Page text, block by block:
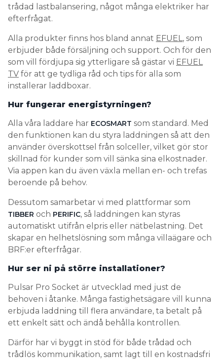
trådad lastbalansering, något många elektriker har
efterfrågat.
Alla produkter finns hos bland annat EFUEL, som
erbjuder både försäljning och support. Och för den
som vill fördjupa sig ytterligare så gästar vi EFUEL
TV för att ge tydliga råd och tips för alla som
installerar laddboxar.
Hur fungerar energistyrningen?
Alla våra laddare har ECOSMART som standard. Med
den funktionen kan du styra laddningen så att den
använder överskottsel från solceller, vilket gör stor
skillnad för kunder som vill sänka sina elkostnader.
Via appen kan du även växla mellan en- och trefas
beroende på behov.
Dessutom samarbetar vi med plattformar som
TIBBER och PERIFIC, så laddningen kan styras
automatiskt utifrån elpris eller nätbelastning. Det
skapar en helhetslösning som många villaägare och
BRF:er efterfrågar.
Hur ser ni på större installationer?
Pulsar Pro Socket är utvecklad med just de
behoven i åtanke. Många fastighetsägare vill kunna
erbjuda laddning till flera användare, ta betalt på
ett enkelt sätt och ändå behålla kontrollen.
Därför har vi byggt in stöd för både trådad och
trådlös kommunikation, samt lagt till en kostnadsfri